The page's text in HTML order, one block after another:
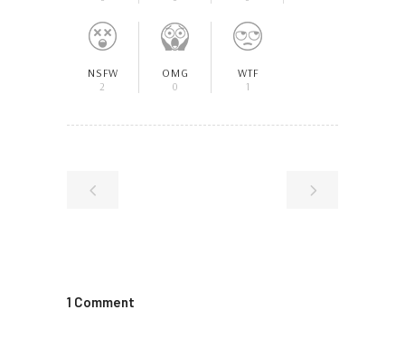
NSFW
2
OMG
0
WTF
1
1 Comment